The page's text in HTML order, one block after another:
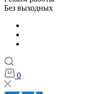
Без выходных
0